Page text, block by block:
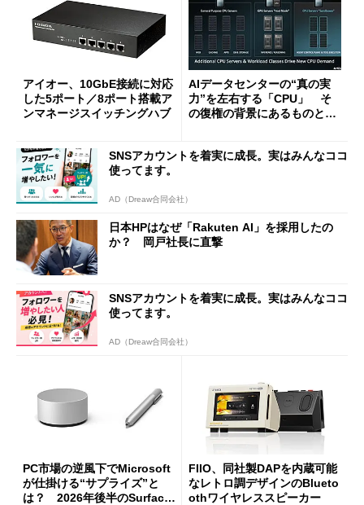
アイオー、10GbE接続に対応
した5ポート／8ポート搭載ア
ンマネージスイッチングハブ
AIデータセンターの“真の実
力”を左右する「CPU」 そ
の復権の背景にあるものと
SNSアカウントを着実に成長。実はみんなココ
使ってます。
AD（Dreaw合同会社）
日本HPはなぜ「Rakuten AI」を採用したの
か？ 岡戸社長に直撃
SNSアカウントを着実に成長。実はみんなココ
使ってます。
AD（Dreaw合同会社）
PC市場の逆風下でMicrosoft
が仕掛ける“サプライズ”と
は？ 2026年後半のSurface
FIIO、同社製DAPを内蔵可能
なレトロ調デザインのBlueto
othワイヤレススピーカー